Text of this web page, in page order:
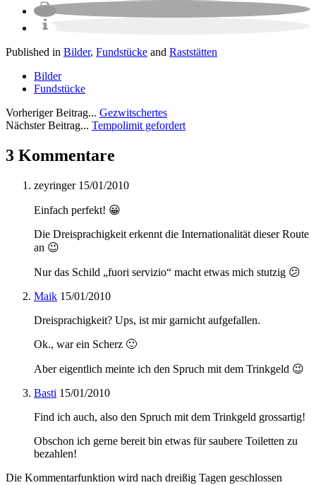
Published in Bilder, Fundstücke and Raststätten
Bilder
Fundstücke
Vorheriger Beitrag... Gezwitschertes
Nächster Beitrag... Tempolimit gefordert
3 Kommentare
zeyringer 15/01/2010
Einfach perfekt! 😀
Die Dreisprachigkeit erkennt die Internationalität dieser Route
an 😉
Nur das Schild „fuori servizio“ macht etwas mich stutzig 😕
Maik 15/01/2010
Dreisprachigkeit? Ups, ist mir garnicht aufgefallen.
Ok., war ein Scherz 🙂
Aber eigentlich meinte ich den Spruch mit dem Trinkgeld 😉
Basti 15/01/2010
Find ich auch, also den Spruch mit dem Trinkgeld grossartig!
Obschon ich gerne bereit bin etwas für saubere Toiletten zu
bezahlen!
Die Kommentarfunktion wird nach dreißig Tagen geschlossen